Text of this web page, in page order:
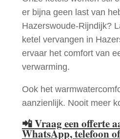
er bijna geen last van
Hazerswoude-Rijndijk?
ketel vervangen in
ervaar het comfort van
verwarming.
Ook het
aanzienlijk. Nooit meer
📲Vraag een offerte
WhatsApp, telefoon